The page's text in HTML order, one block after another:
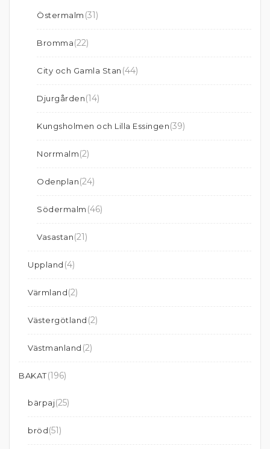
Östermalm (31)
Bromma(22)
City och Gamla Stan (44)
Djurgården(14)
Kungsholmen och Lilla Essingen(39)
Norrmalm(2)
Odenplan(24)
Södermalm (46)
Vasastan(21)
Uppland (4)
Värmland(2)
Västergötland (2)
Västmanland (2)
BAKAT(196)
bärpaj(25)
bröd(51)